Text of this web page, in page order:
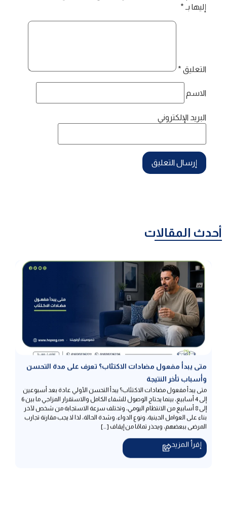
إليها بـ *
التعليق *
الاسم
البريد الإلكتروني
أحدث المقالات
متى يبدأ مفعول مضادات الاكتئاب؟ تعرف على مدة التحسن
وأسباب تأخر النتيجة
متى يبدأ مفعول مضادات الاكتئاب؟ يبدأ التحسن الأولي عادة بعد أسبوعين
إلى 4 أسابيع، بينما يحتاج الوصول للشفاء الكامل والاستقرار المزاجي ما بين 6
إلى 8 أسابيع من الانتظام اليومي، وتختلف سرعة الاستجابة من شخص لآخر
بناء على العوامل الجينية، ونوع الدواء، وشدة الحالة، لذا لا يجب مقارنة تجارب
المرضى ببعضهم، ويحذر تمامًا من إيقاف […]
إقرأ المزيد